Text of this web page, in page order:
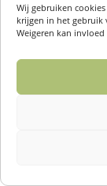
Wij gebruiken
krijgen in het gebruik
Weigeren kan